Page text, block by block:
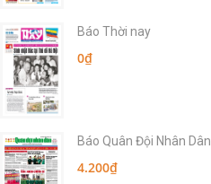
Báo Thời nay
0₫
Báo Quân Đội Nhân Dân
4.200₫